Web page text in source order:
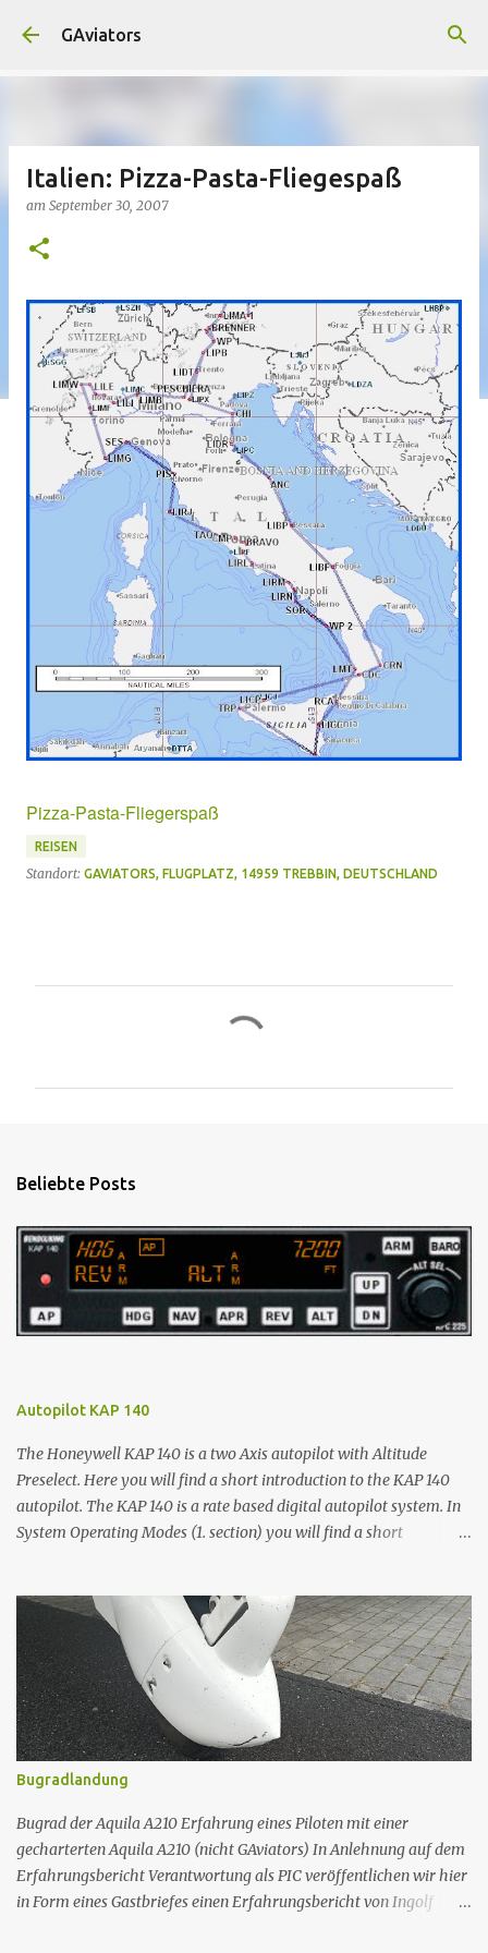
GAviators
Italien: Pizza-Pasta-Fliegespaß
am September 30, 2007
Pizza-Pasta-Fliegerspaß
REISEN
Standort: GAVIATORS, FLUGPLATZ, 14959 TREBBIN, DEUTSCHLAND
n
a
Beliebte Posts
Autopilot KAP 140
The Honeywell KAP 140 is a two Axis autopilot with Altitude
Preselect. Here you will find a short introduction to the KAP 140
autopilot. The KAP 140 is a rate based digital autopilot system. In
System Operating Modes (1. section) you will find a short
activate the autopilot and how to switch between these modes. In
Operations with the KAP 140 (2. section) you will see how the
autopilot can help you accomplish your mission. For
comprehensive reference please refer to the original manual (
Honewywell KP 140 Pilot's Guide ) and POH/AFM. 1. SYSTEM
OPERATING MODES Wing Leveler (ROL) Mode In the roll mode,
the autopilot maintains wings level flight. Press for 0,25 seconds
the AP button to engage the autopilot Note: The KAP 140 engages
into ROL and VS mode as a default. Heading Select (HDG) Mode In
the heading mode, the autopilot will fly a...
Bugradlandung
Bugrad der Aquila A210 Erfahrung eines Piloten mit einer
gecharterten Aquila A210 (nicht GAviators) In Anlehnung auf dem
Erfahrungsbericht Verantwortung als PIC veröffentlichen wir hier
in Form eines Gastbriefes einen Erfahrungsbericht von Ingolf